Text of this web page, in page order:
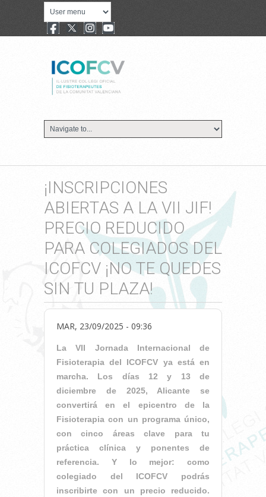
¡INSCRIPCIONES
ABIERTAS A LA VII JIF!
PRECIO REDUCIDO
PARA COLEGIADOS DEL
ICOFCV ¡NO TE QUEDES
SIN TU PLAZA!
MAR, 23/09/2025 - 09:36
La VII Jornada Internacional de
Fisioterapia del ICOFCV ya está en
marcha. Los días 12 y 13 de
diciembre de 2025, Alicante se
convertirá en el epicentro de la
Fisioterapia con un programa único,
con cinco áreas clave para tu
práctica clínica y ponentes de
referencia. Y lo mejor: como
colegiado del ICOFCV podrás
inscribirte con un precio reducido.